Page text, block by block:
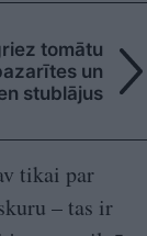
tomātu
un
stublājus
tikai par
– tas ir